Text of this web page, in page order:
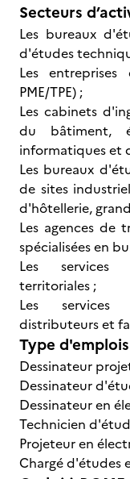
Secteurs
Les bureaux
d'études
Les entreprises
PME/TPE) ;
Les cabinets
du bâtiment,
informatiques et
Les bureaux
de sites
d'hôtellerie,
Les agences de
spécialisées en
Les services
territoriales ;
Les services
distributeurs et
Type
Dessinateur
Dessinateur
Dessinateur en
Technicien
Projeteur en
Chargé d'études